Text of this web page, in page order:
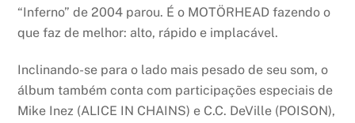
“Inferno” de 2004 parou. É o MOTÖRHEAD fazendo o
que faz de melhor: alto, rápido e implacável.
Inclinando-se para o lado mais pesado de seu som, o
álbum também conta com participações especiais de
Mike Inez (ALICE IN CHAINS) e C.C. DeVille (POISON),